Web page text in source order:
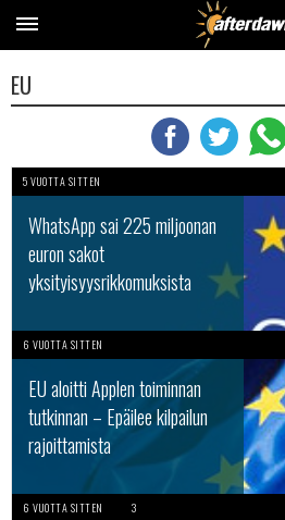
EU
5 VUOTTA SITTEN
WhatsApp sai 225 miljoonan
euron sakot
yksityisyysrikkomuksista
6 VUOTTA SITTEN
EU aloitti Applen toiminnan
tutkinnan – Epäilee kilpailun
rajoittamista
6 VUOTTA SITTEN 3